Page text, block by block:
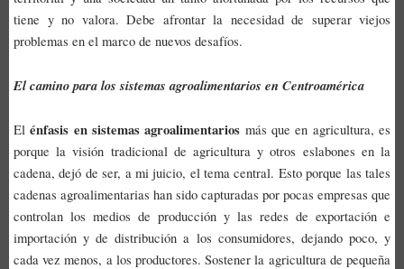
tiene y no valora. Debe afrontar la necesidad de superar viejos
problemas en el marco de nuevos desafíos.
El camino para los sistemas agroalimentarios en Centroamérica
Elénfasis en sistemas agroalimentarios más que en agricultura, es
porque la visión tradicional de agricultura y otros eslabones en la
cadena, dejó de ser, a mi juicio, el tema central. Esto porque las tales
cadenas agroalimentarias han sido capturadas por pocas empresas que
controlan los medios de producción y las redes de exportación e
importación y de distribución a los consumidores, dejando poco, y
cada vez menos, a los productores. Sostener la agricultura de pequeña